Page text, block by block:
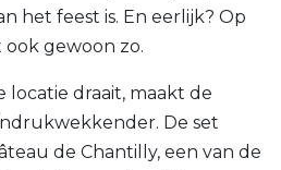
het feest is. En eerlijk? Op
gewoon zo.
locatie draait, maakt de
De set
de Chantilly, een van de